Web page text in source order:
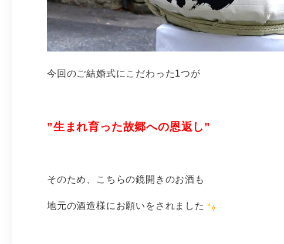
今回のご結婚式にこだわった1つが
”生まれ育った故郷への恩返し”
そのため、こちらの鏡開きのお酒も
地元の酒造様にお願いをされました